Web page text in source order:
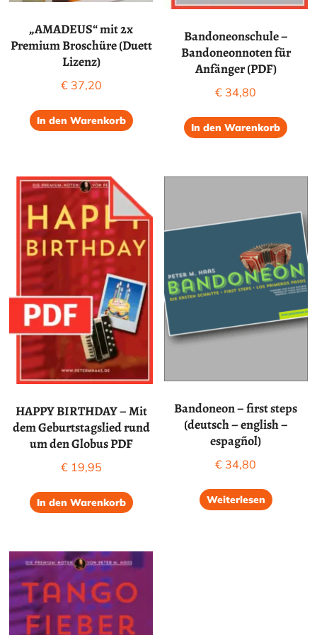
„AMADEUS“ mit 2x
Premium Broschüre (Duett
Lizenz)
€37,20
In den Warenkorb
Bandoneonschule –
Bandoneonnoten für
Anfänger (PDF)
€ 34,80
In den Warenkorb
HAPPY BIRTHDAY – Mit
dem Geburtstagslied rund
um den Globus PDF
€19,95
In den Warenkorb
Bandoneon – first steps
(deutsch – english –
espagñol)
€ 34,80
Weiterlesen